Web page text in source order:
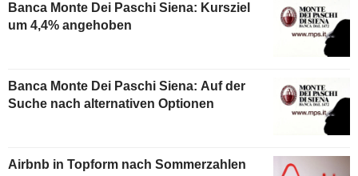
Banca Monte Dei Paschi Siena: Kursziel
um 4,4% angehoben
Banca Monte Dei Paschi Siena: Auf der
Suche nach alternativen Optionen
Airbnb in Topform nach Sommerzahlen